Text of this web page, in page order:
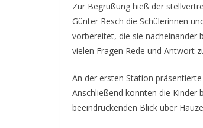
Zur Begrüßung hieß der
Günter Resch die Schülerinnen
vorbereitet, die sie nacheinander
vielen Fragen Rede und Antwort
An der ersten Station
Anschließend konnten die Kinder
beeindruckenden Blick über